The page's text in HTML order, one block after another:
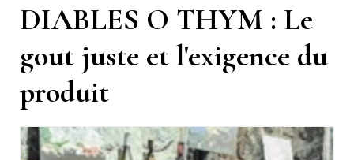
DIABLES O THYM : Le
gout juste et l'exigence du
produit